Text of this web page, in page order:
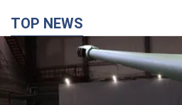
Кремль получил "окно
остался почти без ракет:
Интервью с Мельником